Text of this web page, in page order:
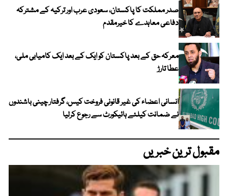
صدر مملکت کا پاکستان، سعودی عرب اور ترکیہ کے مشترکہ
دفاعی معاہدے کا خیرمقدم
معرکہ حق کے بعد پاکستان کو ایک کے بعد ایک کامیابی ملی،
عطا تارڑ
انسانی اعضاء کی غیر قانونی فروخت کیس، گرفتار چینی باشندوں
نے ضمانت کیلئے ہائیکورٹ سے رجوع کرلیا
مقبول ترین خبریں